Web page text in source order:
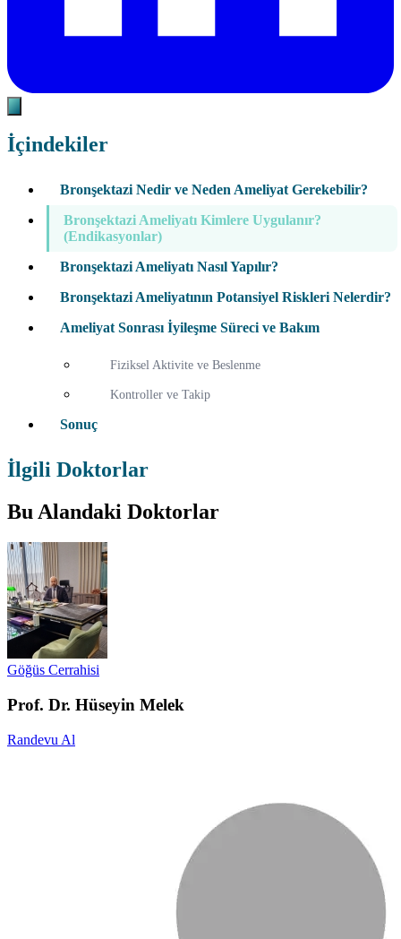
İçindekiler
Bronşektazi Nedir ve Neden Ameliyat Gerekebilir?
Bronşektazi Ameliyatı Kimlere Uygulanır?
(Endikasyonlar)
Bronşektazi Ameliyatı Nasıl Yapılır?
Bronşektazi Ameliyatının Potansiyel Riskleri Nelerdir?
Ameliyat Sonrası İyileşme Süreci ve Bakım
Fiziksel Aktivite ve Beslenme
Kontroller ve Takip
Sonuç
İlgili Doktorlar
Bu Alandaki Doktorlar
Göğüs Cerrahisi
Prof. Dr. Hüseyin Melek
Randevu Al